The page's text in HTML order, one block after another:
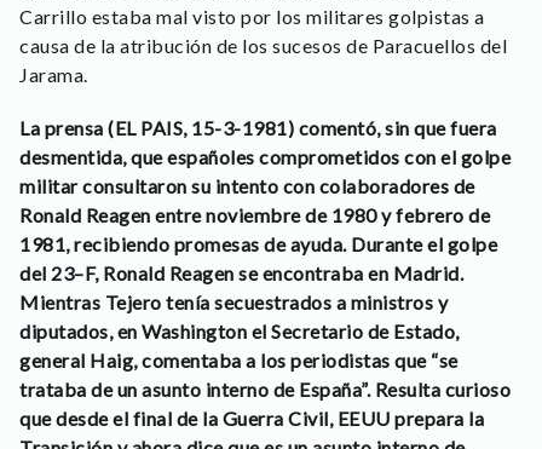
Carrillo estaba mal visto por los militares golpistas a
causa de la atribución de los sucesos de Paracuellos del
Jarama.
La prensa (EL PAIS, 15-3-1981) comentó, sin que fuera
desmentida, que españoles comprometidos con el golpe
militar consultaron su intento con colaboradores de
Ronald Reagen entre noviembre de 1980 y febrero de
1981, recibiendo promesas de ayuda. Durante el golpe
del 23–F, Ronald Reagen se encontraba en Madrid.
Mientras Tejero tenía secuestrados a ministros y
diputados, en Washington el Secretario de Estado,
general Haig, comentaba a los periodistas que “se
trataba de un asunto interno de España”. Resulta curioso
que desde el final de la Guerra Civil, EEUU prepara la